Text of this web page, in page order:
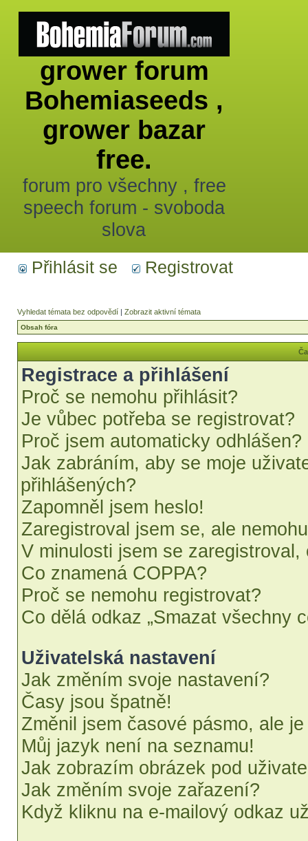
grower forum
Bohemiaseeds ,
grower bazar
free.
forum pro všechny , free
speech forum - svoboda
slova
Přihlásit se Registrovat
Vyhledat témata bez odpovědí | Zobrazit aktivní témata
Obsah fóra
Registrace a přihlášení
Proč se nemohu přihlásit?
Je vůbec potřeba se registrovat?
Proč jsem automaticky odhlášen?
Jak zabráním, aby se moje
přihlášených?
Zapomněl jsem heslo!
Zaregistroval jsem se, ale
V minulosti jsem se
Co znamená COPPA?
Proč se nemohu registrovat?
Co dělá odkaz „Smazat všechny
Uživatelská nastavení
Jak změním svoje nastavení?
Časy jsou špatně!
Změnil jsem časové pásmo, ale
Můj jazyk není na seznamu!
Jak zobrazím obrázek pod
Jak změním svoje zařazení?
Když kliknu na e-mailový odkaz